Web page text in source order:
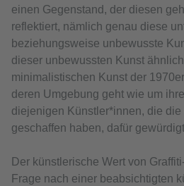
einen Gegenstand, der diesen
reflektiert, nämlich genau diese
beziehungsweise unbewusste
dieser unbewussten Kunst
minimalistischen Kunst der
deren Umgebung geht wie um
diejenigen Künstler*innen, die die
geschaffen haben, dafür
Der künstlerische Wert von
Frage nach einer beabsichtigten